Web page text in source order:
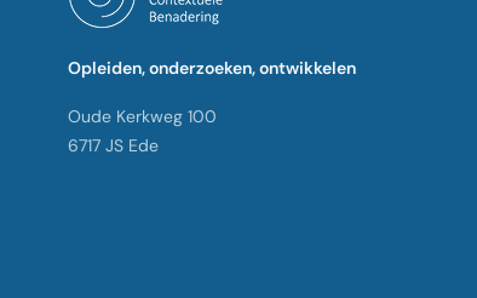
Opleiden, onderzoeken, ontwikkelen
Oude Kerkweg 100
6717 JS Ede